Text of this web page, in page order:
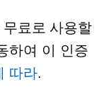
료로 사용할
하여 이 인증
따라.